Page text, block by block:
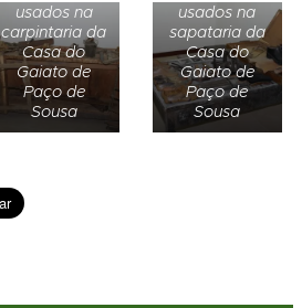
usados na
carpintaria da
Casa do
Gaiato de
Paço de
Sousa
usados na
sapataria da
Casa do
Gaiato de
Paço de
Sousa